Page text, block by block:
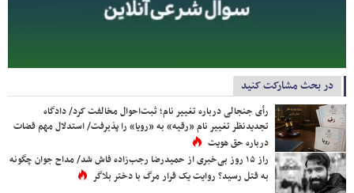
در بحث مشارکت کنید
رأی جنجالی درباره تغییر نام؛ ثبت‌احوال مخالفت کرد/ دادگاه
تجدیدنظر تغییر نام «رقیه» به «رویا» را پذیرفت/ استدلال مهم قضات
درباره حق هویت
راز ۱۵ روز بی‌خبری از حمیدرضا رجب‌زاده فاش شد/ مداح جوان چگونه
به قتل رسید؟ روایت یک قرار مرگ با دختر بلاگر